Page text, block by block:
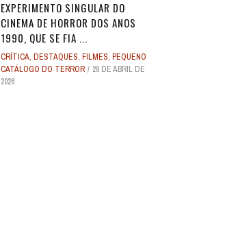
EXPERIMENTO SINGULAR DO
CINEMA DE HORROR DOS ANOS
1990, QUE SE FIA ...
CRÍTICA, DESTAQUES, FILMES, PEQUENO
CATÁLOGO DO TERROR
28 DE ABRIL DE
2026